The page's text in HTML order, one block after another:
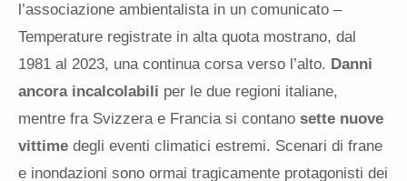
l’associazione ambientalista in un comunicato –
Temperature registrate in alta quota mostrano, dal
1981 al 2023, una continua corsa verso l’alto. Danni
ancora incalcolabili per le due regioni italiane,
mentre fra Svizzera e Francia si contano sette nuove
vittime degli eventi climatici estremi. Scenari di frane
e inondazioni sono ormai tragicamente protagonisti dei